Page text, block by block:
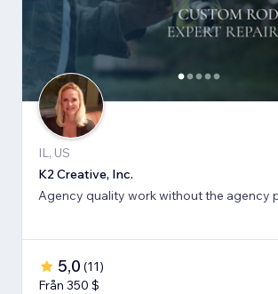
IL, US
K2 Creative, Inc.
Agency quality work without the agency
5,0 (11)
Från 350 $